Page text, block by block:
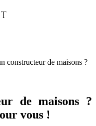
constructeur de maisons ?
de maisons ?
vous !